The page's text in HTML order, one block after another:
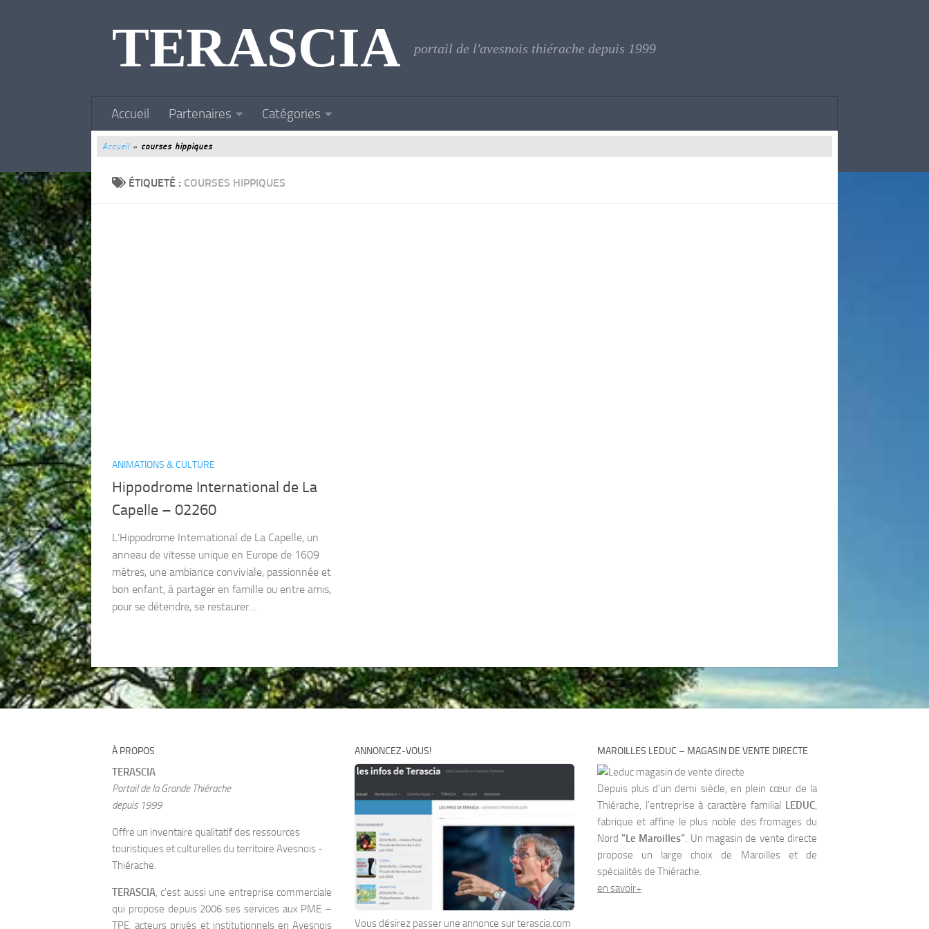
TERASCIA portail de l'avesnois thiérache depuis 1999
Accueil Partenaires Catégories
Accueil» courses hippiques
ÉTIQUETÉ : COURSES HIPPIQUES
ANIMATIONS & CULTURE
Hippodrome International de La
Capelle – 02260
L’Hippodrome International de La Capelle, un
anneau de vitesse unique en Europe de 1609
mètres, une ambiance conviviale, passionnée et
bon enfant, à partager en famille ou entre amis,
pour se détendre, se restaurer…
À PROPOS
TERASCIA
Portail de la Grande Thiérache
depuis 1999
Offre un inventaire qualitatif des ressources
touristiques et culturelles du territoire Avesnois -
Thiérache.
TERASCIA, c'est aussi une entreprise commerciale
qui propose depuis 2006 ses services aux PME –
TPE, acteurs privés et institutionnels en Avesnois
ANNONCEZ-VOUS!
Vous désirez passer une annonce sur terascia.com
MAROILLES LEDUC – MAGASIN DE VENTE DIRECTE
Depuis plus d'un demi siècle, en plein cœur de la
Thiérache, l'entreprise à caractère familial LEDUC,
fabrique et affine le plus noble des fromages du
Nord "Le Maroilles". Un magasin de vente directe
propose un large choix de Maroilles et de
spécialités de Thiérache.
en savoir+